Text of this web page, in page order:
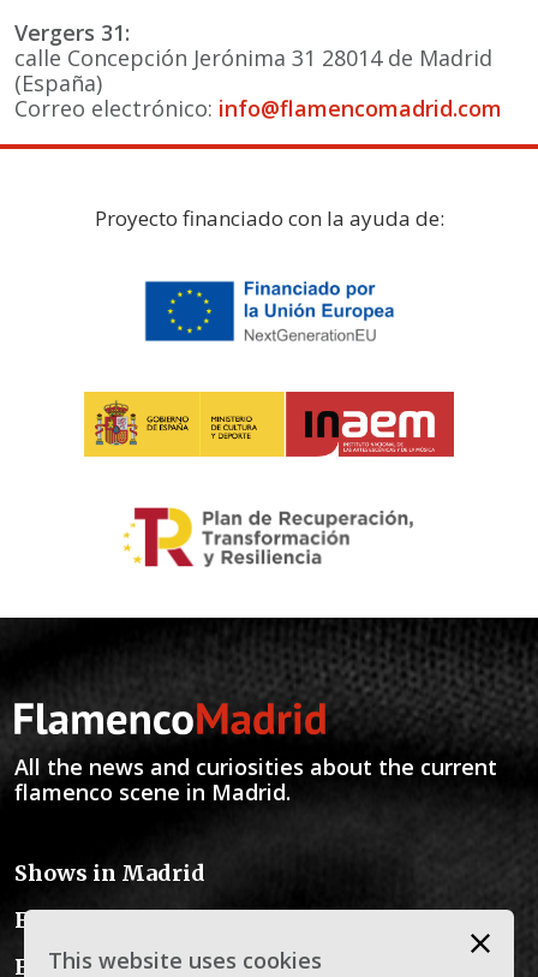
Vergers 31:
calle Concepción Jerónima 31 28014 de Madrid
(España)
Correo electrónico: info@flamencomadrid.com
Proyecto financiado con la ayuda de:
All the news and curiosities about the current
flamenco scene in Madrid.
Shows in Madrid
Flamenco Schools
Flamenco Instruments
This website uses cookies